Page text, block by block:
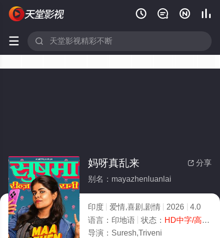
   
 
 分享
妈呀真乱来
别名：mayazhenluanlai
印度 爱情,喜剧,剧情 2026
4.0
语言： 印地语 状态： HD中字/高清
导演： Suresh,Triveni